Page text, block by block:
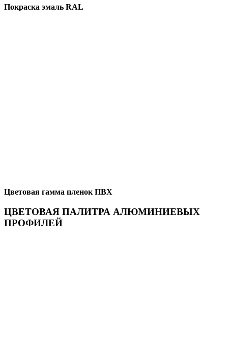
Покраска эмаль RAL
Цветовая гамма пленок ПВХ
ЦВЕТОВАЯ ПАЛИТРА АЛЮМИНИЕВЫХ
ПРОФИЛЕЙ